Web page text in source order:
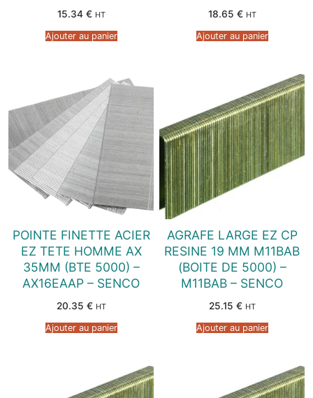
15.34 € HT
Ajouter au panier
18.65 € HT
Ajouter au panier
POINTE FINETTE ACIER
EZ TETE HOMME AX
35MM (BTE 5000) –
AX16EAAP – SENCO
20.35 € HT
Ajouter au panier
AGRAFE LARGE EZ CP
RESINE 19 MM M11BAB
(BOITE DE 5000) –
M11BAB – SENCO
25.15 € HT
Ajouter au panier